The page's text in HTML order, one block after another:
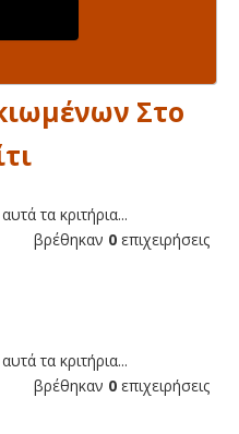
Στο
τα κριτήρια...
βρέθηκαν 0 επιχειρήσεις
τα κριτήρια...
βρέθηκαν 0 επιχειρήσεις